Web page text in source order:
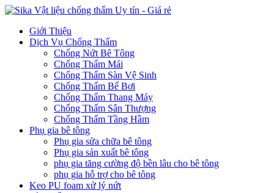
Giới Thiệu
Dịch Vụ Chống Thấm
Chống Nứt Bê Tông
Chống Thấm Mái
Chống Thấm Sàn Vệ Sinh
Chống Thấm Bể Bơi
Chống Thấm Thang Máy
Chống Thấm Sân Thượng
Chống Thấm Tầng Hầm
Phụ gia bê tông
Phụ gia sửa chữa bê tông
Phụ gia sản xuất bê tông
phụ gia tăng cường độ bền lâu cho bê tông
phụ gia hỗ trợ cho bê tông
Keo PU foam xử lý nứt